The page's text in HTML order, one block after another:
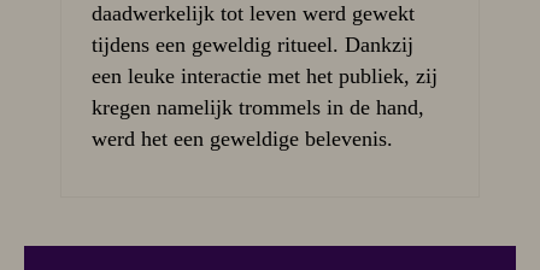
daadwerkelijk tot leven werd gewekt
tijdens een geweldig ritueel. Dankzij
een leuke interactie met het publiek, zij
kregen namelijk trommels in de hand,
werd het een geweldige belevenis.